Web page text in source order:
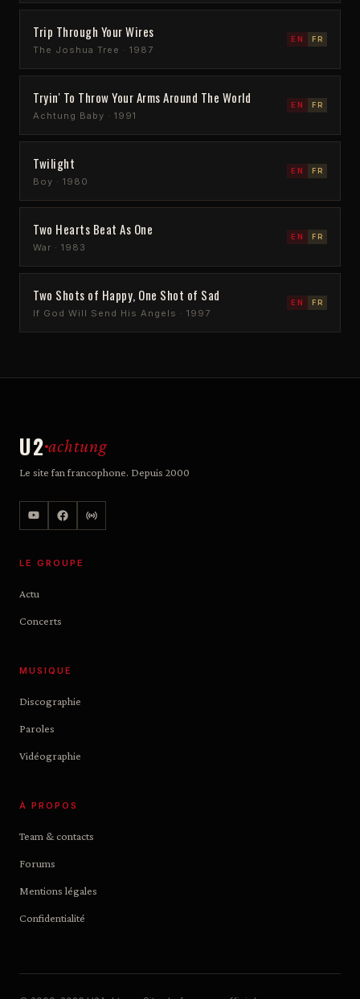
Trip Through Your Wires
The Joshua Tree · 1987
EN FR
Tryin' To Throw Your Arms Around The World
Achtung Baby · 1991
EN FR
Twilight
Boy · 1980
EN FR
Two Hearts Beat As One
War · 1983
EN FR
Two Shots of Happy, One Shot of Sad
If God Will Send His Angels · 1997
EN FR
U2 achtung
Le site fan francophone. Depuis 2000
LE GROUPE
Actu
Concerts
MUSIQUE
Discographie
Paroles
Vidéographie
À PROPOS
Team & contacts
Forums
Mentions légales
Confidentialité